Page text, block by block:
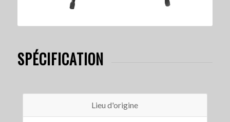
SPÉCIFICATION
Lieu d'origine